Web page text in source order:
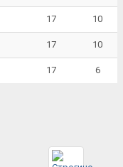
17 10
17 10
17 6